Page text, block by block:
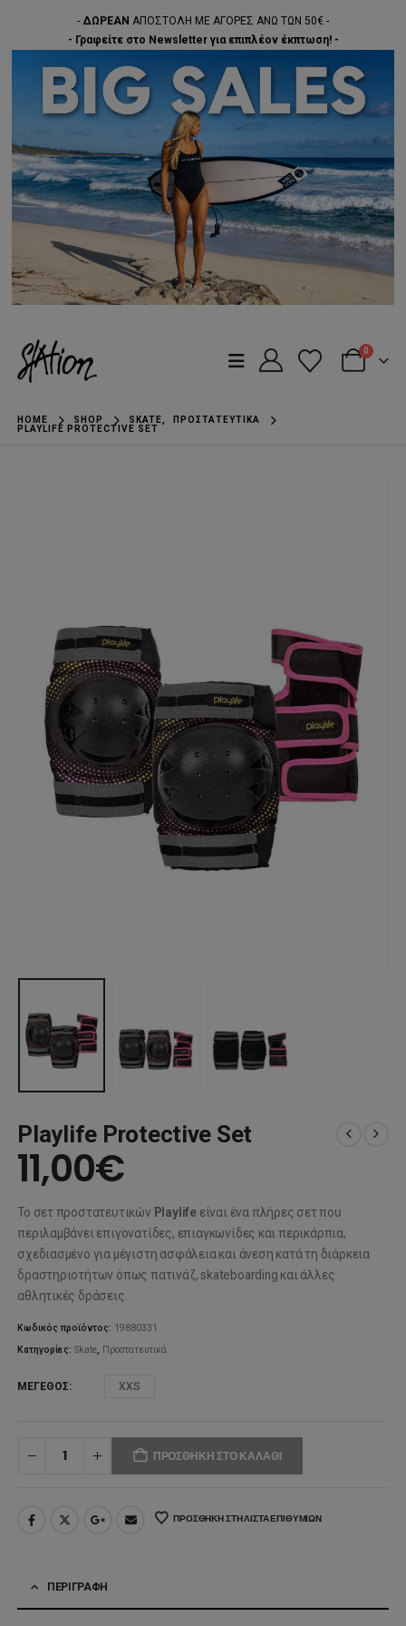
- ΔΩΡΕΑΝ ΑΠΟΣΤΟΛΗ ΜΕ ΑΓΟΡΕΣ ΑΝΩ ΤΩΝ 50€ -
- Γραφείτε στο Newsletter για επιπλέον έκπτωση! -
0
HOME SHOP SKATE,
ΠΡΟΣΤΑΤΕΥΤΙΚΆ
PLAYLIFE PROTECTIVE SET
Playlife Protective Set
11,00€
Το σετ προστατευτικών Playlifeείναι ένα πλήρες σετ που
περιλαμβάνει επιγονατίδες, επιαγκωνίδες και περικάρπια,
σχεδιασμένο για μέγιστη ασφάλεια και άνεση κατά τη διάρκεια
δραστηριοτήτων όπως πατινάζ, skateboarding και άλλες
αθλητικές δράσεις.
Κωδικός προϊόντος: 19880331
Κατηγορίες:Skate, Προστατευτικά
ΜΈΓΕΘΟΣ XXS
ΠΡΟΣΘΉΚΗ ΣΤΟ ΚΑΛΆΘΙ
ΠΡΟΣΘΉΚΗ ΣΤΗ ΛΊΣΤΑ ΕΠΙΘΥΜΙΏΝ
ΠΕΡΙΓΡΑΦΉ